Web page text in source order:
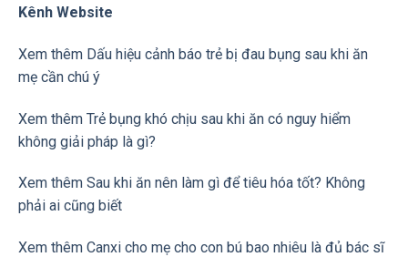
Kênh Website
Xem thêm Dấu hiệu cảnh báo trẻ bị đau bụng sau khi ăn
mẹ cần chú ý
Xem thêm Trẻ bụng khó chịu sau khi ăn có nguy hiểm
không giải pháp là gì?
Xem thêm Sau khi ăn nên làm gì để tiêu hóa tốt? Không
phải ai cũng biết
Xem thêm Canxi cho mẹ cho con bú bao nhiêu là đủ bác sĩ